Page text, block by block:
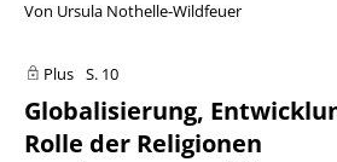
Von Ursula Nothelle-Wildfeuer
Plus S. 10
Globalisierung,
Rolle der Religionen